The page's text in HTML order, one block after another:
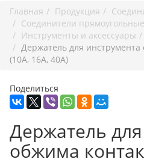
Главная Продукция
Соединители
Инструменты и аксессуары
Держатель для
(10А, 16А, 40А)
Поделиться
Держатель
обжима